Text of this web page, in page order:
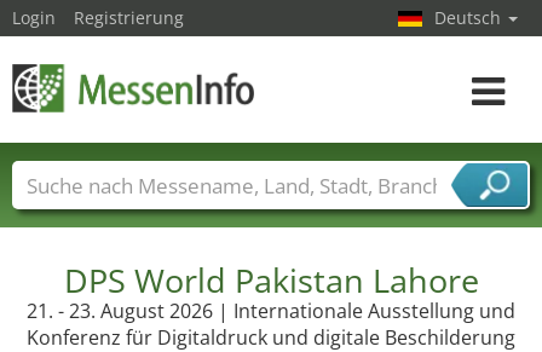
DPS World Pakistan Lahore
21. - 23. August 2026 | Internationale Ausstellung und
Konferenz für Digitaldruck und digitale Beschilderung
Login Registrierung Deutsch
Toggle
Messenamen Länder Städte
Branchen